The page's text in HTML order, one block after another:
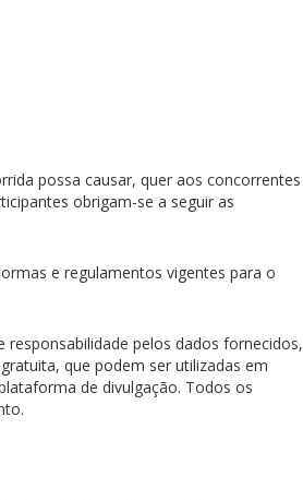
possa causar, quer aos concorrentes
obrigam-se a seguir as
e regulamentos vigentes para o
pelos dados fornecidos,
que podem ser utilizadas em
de divulgação. Todos os